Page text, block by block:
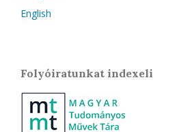
English
Folyóiratunkat indexeli